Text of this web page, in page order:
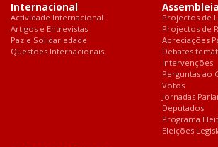
Internacional
Actividade Internacional
Artigos e Entrevistas
Paz e Solidariedade
Questões Internacionais
Projectos de
Projectos de
Apreciações
Debates
Intervenções
Perguntas ao
Votos
Jornadas
Deputados
Programa
Eleições